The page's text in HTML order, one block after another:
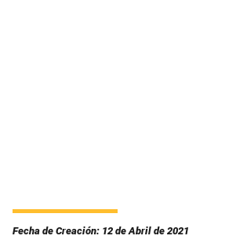
Fecha de Creación: 12 de Abril de 2021